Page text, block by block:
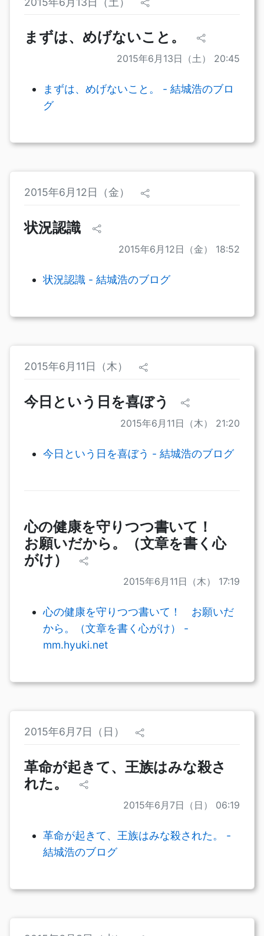
まずは、めげないこと。
2015年6月13日（土） 20:45
まずは、めげないこと。 - 結城浩のブロ
グ
2015年6月12日（金）
状況認識
2015年6月12日（金） 18:52
状況認識 - 結城浩のブログ
2015年6月11日（木）
今日という日を喜ぼう
2015年6月11日（木） 21:20
今日という日を喜ぼう - 結城浩のブログ
心の健康を守りつつ書いて！
お願いだから。（文章を書く心
がけ）
2015年6月11日（木） 17:19
心の健康を守りつつ書いて！ お願いだ
から。（文章を書く心がけ） -
mm.hyuki.net
2015年6月7日（日）
革命が起きて、王族はみな殺さ
れた。
2015年6月7日（日） 06:19
革命が起きて、王族はみな殺された。 -
結城浩のブログ